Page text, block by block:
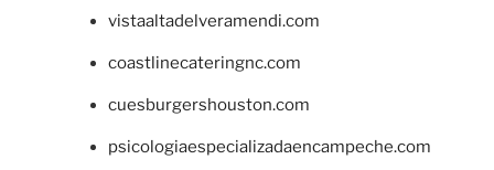
vistaaltadelveramendi.com
coastlinecateringnc.com
cuesburgershouston.com
psicologiaespecializadaencampeche.com